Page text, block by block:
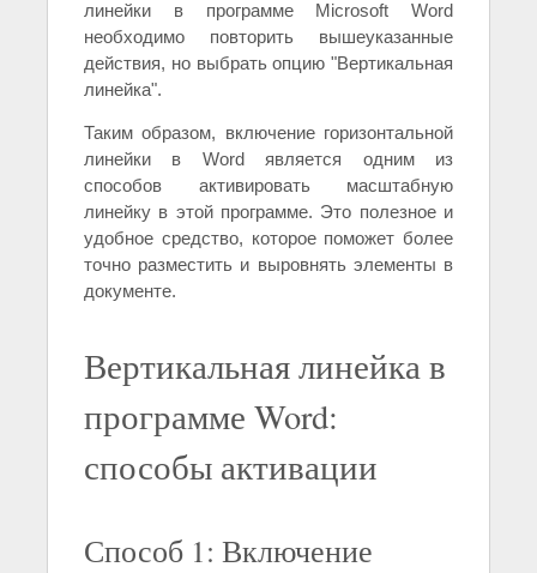
линейки в программе Microsoft Word
необходимо повторить вышеуказанные
действия, но выбрать опцию "Вертикальная
линейка".
Таким образом, включение горизонтальной
линейки в Word является одним из
способов активировать масштабную
линейку в этой программе. Это полезное и
удобное средство, которое поможет более
точно разместить и выровнять элементы в
документе.
Вертикальная линейка в
программе Word:
способы активации
Способ 1: Включение